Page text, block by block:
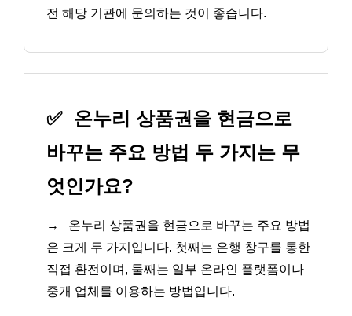
전 해당 기관에 문의하는 것이 좋습니다.
✅ 온누리 상품권을 현금으로
바꾸는 주요 방법 두 가지는 무
엇인가요?
→
온누리 상품권을 현금으로 바꾸는 주요 방법
은 크게 두 가지입니다. 첫째는 은행 창구를 통한
직접 환전이며, 둘째는 일부 온라인 플랫폼이나
중개 업체를 이용하는 방법입니다.